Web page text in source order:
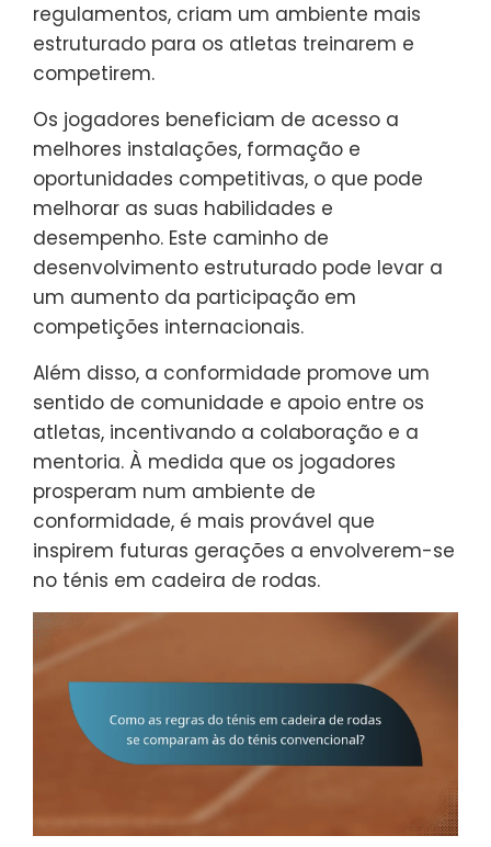
regulamentos, criam um ambiente mais
estruturado para os atletas treinarem e
competirem.
Os jogadores beneficiam de acesso a
melhores instalações, formação e
oportunidades competitivas, o que pode
melhorar as suas habilidades e
desempenho. Este caminho de
desenvolvimento estruturado pode levar a
um aumento da participação em
competições internacionais.
Além disso, a conformidade promove um
sentido de comunidade e apoio entre os
atletas, incentivando a colaboração e a
mentoria. À medida que os jogadores
prosperam num ambiente de
conformidade, é mais provável que
inspirem futuras gerações a envolverem-se
no ténis em cadeira de rodas.